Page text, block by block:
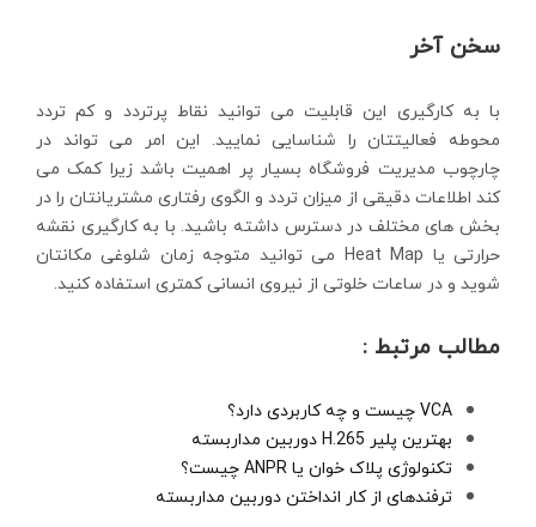
سخن آخر
با به کارگیری این قابلیت می توانید نقاط پرتردد و کم تردد
محوطه فعالیتتان را شناسایی نمایید. این امر می تواند در
چارچوب مدیریت فروشگاه بسیار پر اهمیت باشد زیرا کمک می
کند اطلاعات دقیقی از میزان تردد و الگوی رفتاری مشتریانتان را در
بخش های مختلف در دسترس داشته باشید. با به کارگیری نقشه
حرارتی یا Heat Map می توانید متوجه زمان شلوغی مکانتان
شوید و در ساعات خلوتی از نیروی انسانی کمتری استفاده کنید.
مطالب مرتبط :
VCA چیست و چه کاربردی دارد؟
بهترین پلیر H.265 دوربین مداربسته
تکنولوژی پلاک خوان یا ANPR چیست؟
ترفندهای از کار انداختن دوربین مداربسته